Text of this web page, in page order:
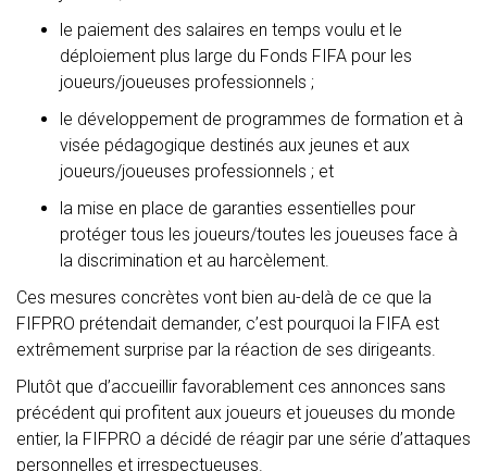
le paiement des salaires en temps voulu et le
déploiement plus large du Fonds FIFA pour les
joueurs/joueuses professionnels ;
le développement de programmes de formation et à
visée pédagogique destinés aux jeunes et aux
joueurs/joueuses professionnels ; et
la mise en place de garanties essentielles pour
protéger tous les joueurs/toutes les joueuses face à
la discrimination et au harcèlement.
Ces mesures concrètes vont bien au-delà de ce que la
FIFPRO prétendait demander, c’est pourquoi la FIFA est
extrêmement surprise par la réaction de ses dirigeants.
Plutôt que d’accueillir favorablement ces annonces sans
précédent qui profitent aux joueurs et joueuses du monde
entier, la FIFPRO a décidé de réagir par une série d’attaques
personnelles et irrespectueuses.